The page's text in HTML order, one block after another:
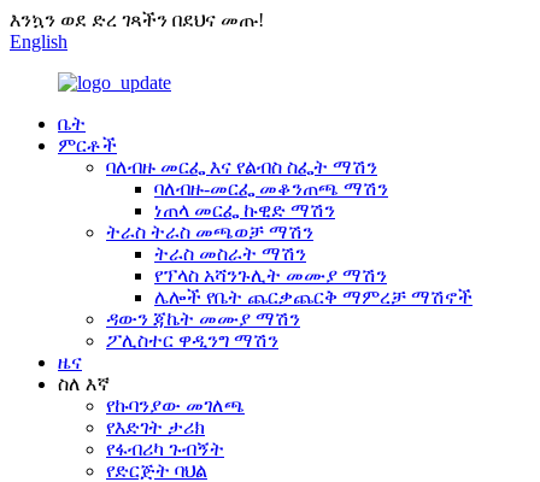
እንኳን ወደ ድረ ገጻችን በደህና መጡ!
English
ቤት
ምርቶች
ባለብዙ መርፌ እና የልብስ ስፌት ማሽን
ባለብዙ-መርፌ መቆንጠጫ ማሽን
ነጠላ መርፌ ኩዊድ ማሽን
ትራስ ትራስ መጫወቻ ማሽን
ትራስ መስራት ማሽን
የፕላስ አሻንጉሊት መሙያ ማሽን
ሌሎች የቤት ጨርቃጨርቅ ማምረቻ ማሽኖች
ዳውን ጃኬት መሙያ ማሽን
ፖሊስተር ዋዲንግ ማሽን
ዜና
ስለ እኛ
የኩባንያው መገለጫ
የእድገት ታሪክ
የፋብሪካ ጉብኝት
የድርጅት ባህል